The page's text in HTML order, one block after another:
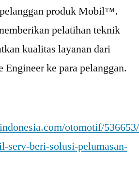
produk Mobil™.
pelatihan teknik
kualitas layanan dari
ke para pelanggan.
otomotif/
serv-beri-solusi-pelumasan-